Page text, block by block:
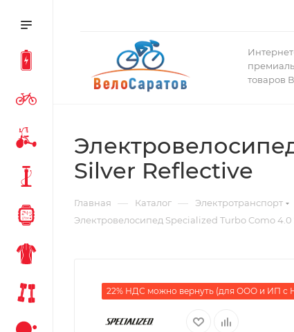
товаров
Silver Reflective
Главная — Каталог — Электротранспорт
Электровелосипед Specialized Turbo Como 4.0
22% НДС можно вернуть (для ООО и ИП с